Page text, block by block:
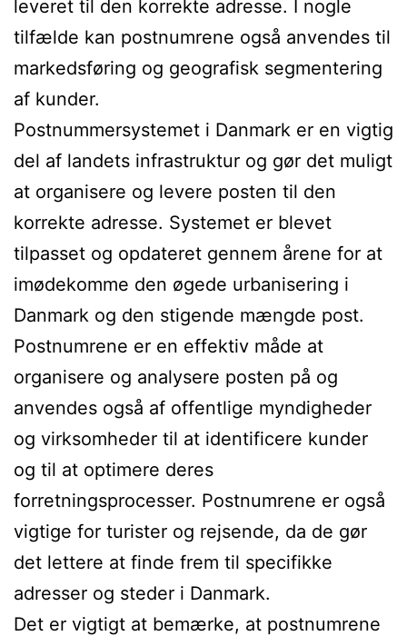
leveret til den korrekte adresse. I nogle
tilfælde kan postnumrene også anvendes til
markedsføring og geografisk segmentering
af kunder.
Postnummersystemet i Danmark er en vigtig
del af landets infrastruktur og gør det muligt
at organisere og levere posten til den
korrekte adresse. Systemet er blevet
tilpasset og opdateret gennem årene for at
imødekomme den øgede urbanisering i
Danmark og den stigende mængde post.
Postnumrene er en effektiv måde at
organisere og analysere posten på og
anvendes også af offentlige myndigheder
og virksomheder til at identificere kunder
og til at optimere deres
forretningsprocesser. Postnumrene er også
vigtige for turister og rejsende, da de gør
det lettere at finde frem til specifikke
adresser og steder i Danmark.
Det er vigtigt at bemærke, at postnumrene